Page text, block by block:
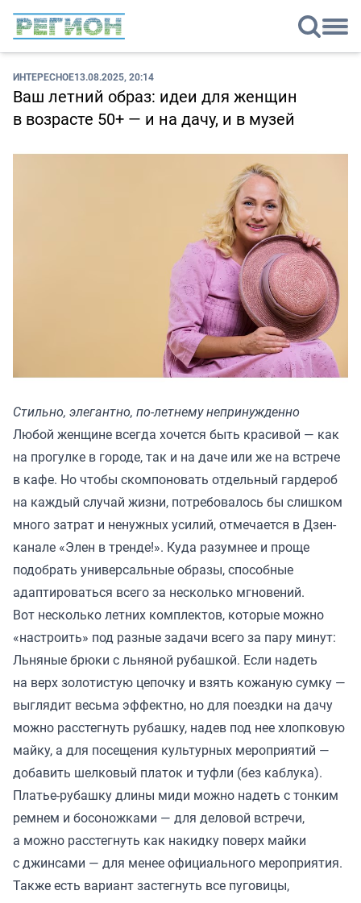
ИНТЕРЕСНОЕ13.08.2025, 20:14
Ваш летний образ: идеи для женщин
в возрасте 50+ — и на дачу, и в музей
Стильно, элегантно, по-летнему непринужденно
Любой женщине всегда хочется быть красивой — как
на прогулке в городе, так и на даче или же на встрече
в кафе. Но чтобы скомпоновать отдельный гардероб
на каждый случай жизни, потребовалось бы слишком
много затрат и ненужных усилий, отмечается в Дзен-
канале «Элен в тренде!». Куда разумнее и проще
подобрать универсальные образы, способные
адаптироваться всего за несколько мгновений.
Вот несколько летних комплектов, которые можно
«настроить» под разные задачи всего за пару минут:
Льняные брюки с льняной рубашкой. Если надеть
на верх золотистую цепочку и взять кожаную сумку —
выглядит весьма эффектно, но для поездки на дачу
можно расстегнуть рубашку, надев под нее хлопковую
майку, а для посещения культурных мероприятий —
добавить шелковый платок и туфли (без каблука).
Платье-рубашку длины миди можно надеть с тонким
ремнем и босоножками — для деловой встречи,
а можно расстегнуть как накидку поверх майки
с джинсами — для менее официального мероприятия.
Также есть вариант застегнуть все пуговицы,